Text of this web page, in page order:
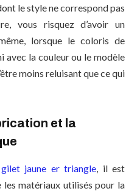
le style ne correspond pas
vous risquez d’avoir un
lorsque le coloris de
avec la couleur ou le modèle
moins reluisant que ce qui
et la
jaune er triangle, il est
les matériaux utilisés pour la